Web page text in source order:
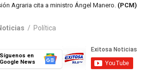
Agraria cita a ministro Ángel Manero. (PCM)
/ Política
Síguenos en
Google News